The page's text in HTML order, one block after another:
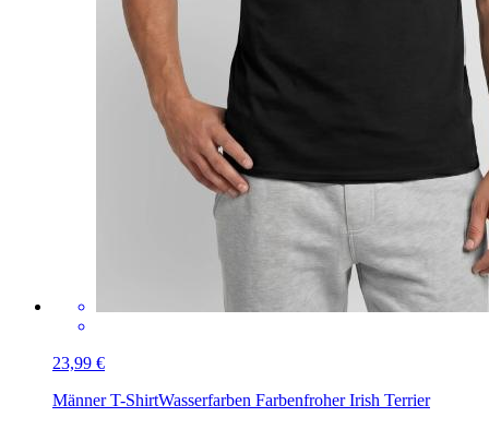
23,99 €
Männer T-ShirtWasserfarben Farbenfroher Irish Terrier